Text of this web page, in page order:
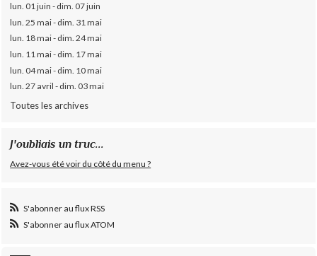
lun. 01 juin - dim. 07 juin
lun. 25 mai - dim. 31 mai
lun. 18 mai - dim. 24 mai
lun. 11 mai - dim. 17 mai
lun. 04 mai - dim. 10 mai
lun. 27 avril - dim. 03 mai
Toutes les archives
J'oubliais un truc...
Avez-vous été voir du côté du menu ?
S'abonner au flux RSS
S'abonner au flux ATOM